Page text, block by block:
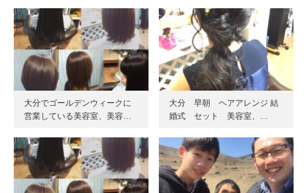
大分でゴールデンウィークに
営業している美容室、美容…
大分 早朝 ヘアアレンジ 結
婚式 セット 美容室、…